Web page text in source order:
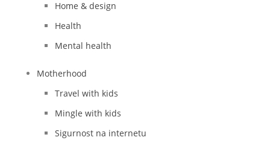
Home & design
Health
Mental health
Motherhood
Travel with kids
Mingle with kids
Sigurnost na internetu